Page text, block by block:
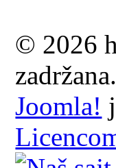
© 2026
zadržana.
Joomla!